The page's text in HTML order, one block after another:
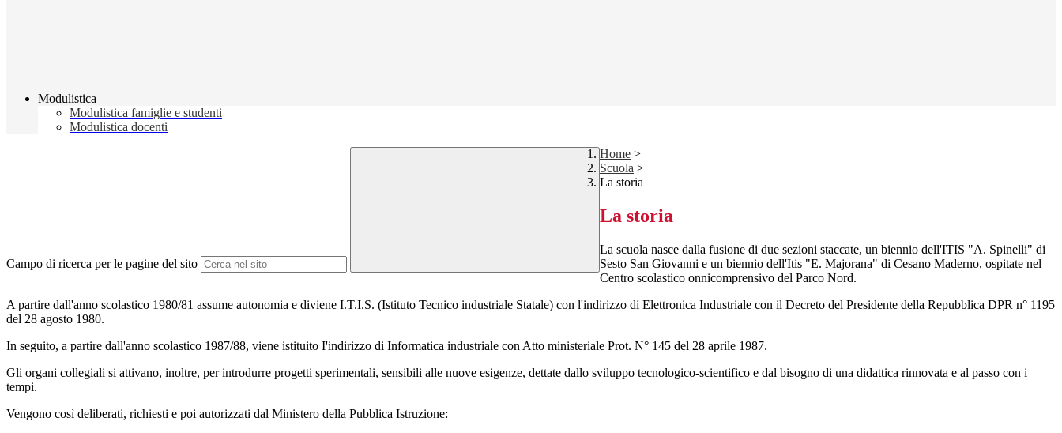
Modulistica
Modulistica famiglie e studenti
Modulistica docenti
Campo di ricerca per le pagine del sito
Home >
Scuola >
La storia
La storia
La scuola nasce dalla fusione di due sezioni staccate, un biennio dell'ITIS "A. Spinelli" di
Sesto San Giovanni e un biennio dell'Itis "E. Majorana" di Cesano Maderno, ospitate nel
Centro scolastico onnicomprensivo del Parco Nord.
A partire dall'anno scolastico 1980/81 assume autonomia e diviene I.T.I.S. (Istituto Tecnico industriale Statale) con l'indirizzo di Elettronica Industriale con il Decreto del Presidente della Repubblica DPR n° 1195
del 28 agosto 1980.
In seguito, a partire dall'anno scolastico 1987/88, viene istituito I'indirizzo di Informatica industriale con Atto ministeriale Prot. N° 145 del 28 aprile 1987.
Gli organi collegiali si attivano, inoltre, per introdurre progetti sperimentali, sensibili alle nuove esigenze, dettate dallo sviluppo tecnologico‑scientifico e dal bisogno di una didattica rinnovata e al passo con i
tempi.
Vengono così deliberati, richiesti e poi autorizzati dal Ministero della Pubblica Istruzione: